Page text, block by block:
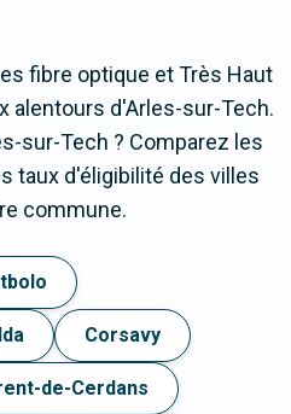
fibre optique et Très Haut
alentours d'Arles-sur-Tech.
sur-Tech ? Comparez les
taux d'éligibilité des villes
commune.
Corsavy
de-Cerdans